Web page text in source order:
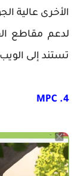
الأخرى عالية
لدعم مقاطع
تستند إلى
4. MPC